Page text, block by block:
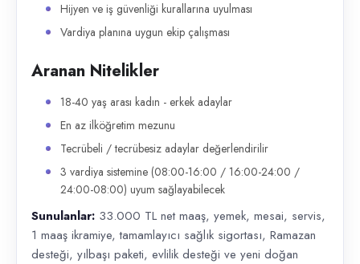
Hijyen ve iş güvenliği kurallarına uyulması
Vardiya planına uygun ekip çalışması
Aranan Nitelikler
18-40 yaş arası kadın - erkek adaylar
En az ilköğretim mezunu
Tecrübeli / tecrübesiz adaylar değerlendirilir
3 vardiya sistemine (08:00-16:00 / 16:00-24:00 /
24:00-08:00) uyum sağlayabilecek
Sunulanlar: 33.000 TL net maaş, yemek, mesai, servis,
1 maaş ikramiye, tamamlayıcı sağlık sigortası, Ramazan
desteği, yılbaşı paketi, evlilik desteği ve yeni doğan